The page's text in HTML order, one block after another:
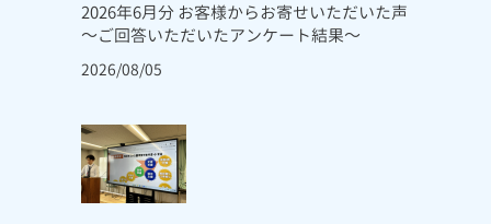
2026年6月分 お客様からお寄せいただいた声
～ご回答いただいたアンケート結果～
2026/08/05